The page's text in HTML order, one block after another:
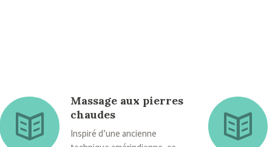
Massage aux pierres
chaudes
Inspiré d’une ancienne